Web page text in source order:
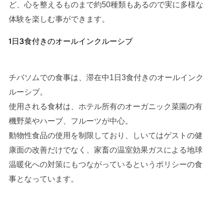
ど、心を整えるものまで約50種類もあるので実に多様な
体験を楽しむ事ができます。
1日3食付きのオールインクルーシブ
チバソムでの食事は、滞在中1日3食付きのオールインク
ルーシブ。
使用される食材は、ホテル所有のオーガニック菜園の有
機野菜やハーブ、フルーツが中心。
動物性食品の使用を制限しており、しいてはゲストの健
康面の改善だけでなく、家畜の温室効果ガスによる地球
温暖化への対策にもつながっているというポリシーの食
事となっています。